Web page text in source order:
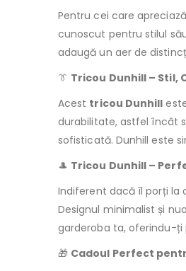
Pentru cei care
cunoscut pentru stilul
adaugă un aer de
👔 Tricou Dunhill – Stil,
Acest tricou Dunhill
durabilitate, astfel încât
sofisticată. Dunhill este
🎩 Tricou Dunhill –
Indiferent dacă îl porți la
Designul minimalist și
garderoba ta, oferindu-
🎁 Cadoul Perfect